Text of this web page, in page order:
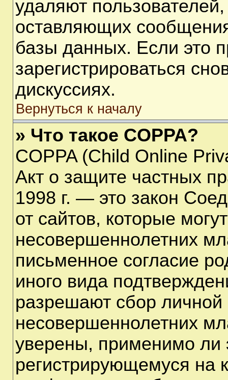
удаляют
оставляющих
базы данных. Если это
зарегистрироваться
дискуссиях.
Вернуться к началу
» Что такое COPPA?
COPPA (Child Online
Акт о защите частных
1998 г. — это закон
от сайтов, которые
несовершеннолетних
письменное согласие
иного вида
разрешают сбор
несовершеннолетних
уверены, применимо ли
регистрирующемуся на